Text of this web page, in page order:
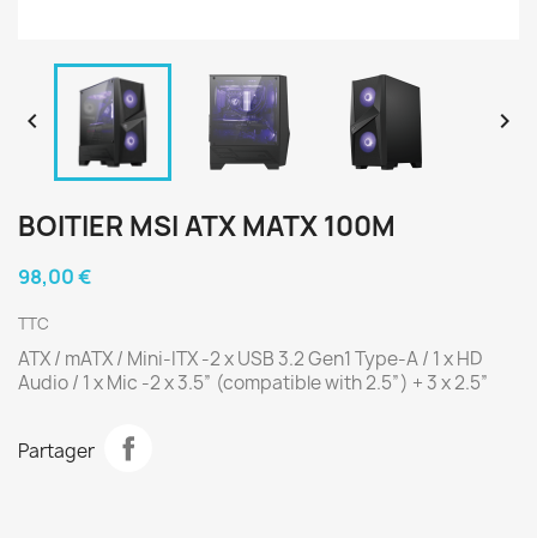
 
BOITIER MSI ATX MATX 100M
98,00 €
TTC
ATX / mATX / Mini-ITX -2 x USB 3.2 Gen1 Type-A / 1 x HD
Audio / 1 x Mic -2 x 3.5” (compatible with 2.5”) + 3 x 2.5”
Partager